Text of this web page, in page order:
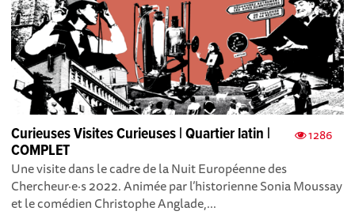
1286
Curieuses Visites Curieuses | Quartier latin |
COMPLET
Une visite dans le cadre de la Nuit Européenne des
Chercheur·e·s 2022. Animée par l’historienne Sonia Moussay
et le comédien Christophe Anglade,...